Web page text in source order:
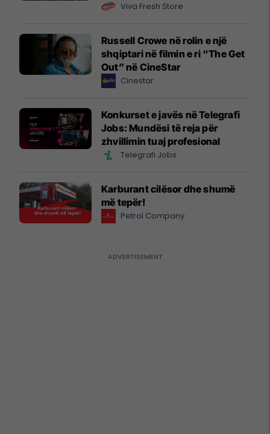
Viva Fresh Store
Russell Crowe në rolin e një
shqiptari në filmin e ri “The Get
Out” në CineStar
Cinestar
Konkurset e javës në Telegrafi
Jobs: Mundësi të reja për
zhvillimin tuaj profesional
Telegrafi Jobs
Karburant cilësor dhe shumë
më tepër!
Petrol Company